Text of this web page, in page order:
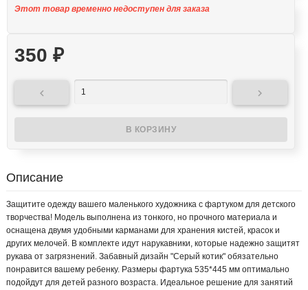
Этот товар временно недоступен для заказа
350 ₽
 
Описание
Защитите одежду вашего маленького художника с фартуком для детского
творчества! Модель выполнена из тонкого, но прочного материала и
оснащена двумя удобными карманами для хранения кистей, красок и
других мелочей. В комплекте идут нарукавники, которые надежно защитят
рукава от загрязнений. Забавный дизайн "Серый котик" обязательно
понравится вашему ребенку. Размеры фартука 535*445 мм оптимально
подойдут для детей разного возраста. Идеальное решение для занятий